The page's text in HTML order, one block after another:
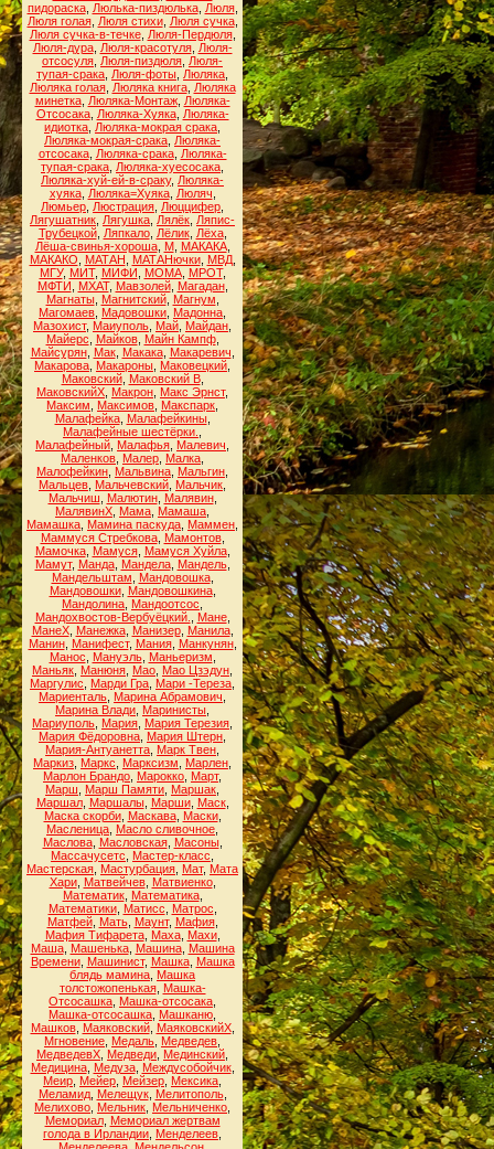
пидораска, Люлька-пиздюлька, Люля,
Люля голая, Люля стихи, Люля сучка,
Люля сучка-в-течке, Люля-Пердюля,
Люля-дура, Люля-красотуля, Люля-
отсосуля Люля-пиздюля Люля-
тупая-срака Люля-фоты Люляка
Люляка голая, Люляка книга, Люляка
минетка, Люляка-Монтаж, Люляка-
Отсосака, Люляка-Хуяка, Люляка-
идиотка Люляка-мокрая срака
Люляка-мокрая-срака Люляка-
отсосака, Люляка-срака, Люляка-
тупая-срака Люляка-хуесосака
Люляка-хуй-ей-в-сраку, Люляка-
хуяка, Люляка=Хуяка, Люляч
Люмьер Люстрация Люццифер
Лягушатник Лягушка Лялёк Ляпис-
Трубецкой, Ляпкало, Лёлик, Лёха,
Лёша-свинья-хороша, М, МАКАКА,
МАКАКО
МАТАН МАТАНючки, МВД,
МГУ, МИТ, МИФИ МОМА, МРОТ,
МФТИ
МХАТ, Мавзолей, Магадан,
Магнаты, Магнитский, Магнум
Магомаев Мадовошки Мадонна
Мазохист, Маиуполь Май Майдан
Майерс
Майков, Майн Кампф,
Майсурян, Мак, Макака, Макаревич
Макарова Макароны Маковецкий
Маковский, Маковский В,
МаковскийХ Макрон Макс Эрнст,
Максим
Максимов Макспарк
Малафейка, Малафейкины,
Малафейные шестёрки.
Малафейный Малафья Малевич
Маленков Малер Малка
Малофейкин Мальвина Мальгин
Мальцев Мальчевский Мальчик
Мальчиш
Малютин, Малявин,
МалявинХ Мама Мамаша
Мамашка Мамина паскуда Маммен
Маммуся Стребкова, Мамонтов,
Мамочка, Мамуся, Мамуся Хуйла,
Мамут, Манда, Мандела, Мандель,
Мандельштам
Мандовошка,
Мандовошки, Мандовошкина,
Мандолина Мандоотсос
Мандохвостов-Вербуёцкий.
Мане,
МанеХ, Манежка, Манизер, Манила,
Манин, Манифест, Мания, Манкунян,
Манос
Мануэль, Маньеризм
Маньяк Манюня Мао Мао Цзэдун
Маргулис
Марди Гра Мари -Тереза
Мариенталь Марина Абрамович
Марина Влади Маринисты
Мариуполь Мария Мария Терезия
Мария Фёдоровна Мария Штерн
Мария-Антуанетта Марк Твен
Маркиз Маркс Марксизм Марлен
Марлон Брандо Марокко Март,
Марш
Марш Памяти Маршак
Маршал, Маршалы, Марши, Маск,
Маска скорби, Маскава, Маски,
Масленица Масло сливочное
Маслова, Масловская, Масоны,
Массачусетс
Мастер-класс
Мастерская Мастурбация Мат, Мата
Хари, Матвейчев, Матвиенко,
Математик, Математика,
Математики, Матисс Матрос
Матфей, Мать, Маунт, Мафия,
Мафия Тифарета, Маха, Махи,
Маша, Машенька, Машина, Машина
Времени, Машинист, Машка, Машка
блядь мамина Машка
толстожопенькая, Машка-
Отсосашка Машка-отсосака
Машка-отсосашка Машканю
Машков, Маяковский, МаяковскийХ,
Мгновение Медаль Медведев
МедведевХ Медведи Мединский
Медицина, Медуза, Междусобойчик,
Меир Мейер Мейзер Мексика
Меламид, Мелещук, Мелитополь,
Мелихово Мельник Мельниченко
Мемориал, Мемориал жертвам
голода в Ирландии Менделеев